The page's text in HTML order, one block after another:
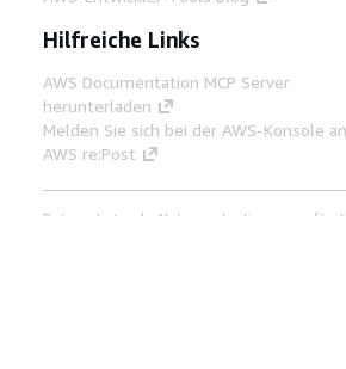
Hilfreiche Links
AWS Documentation MCP Server
herunterladen
Melden Sie sich bei der AWS-Konsole an
AWS re:Post
Datenschutz
Nutzungsbedingungen für die